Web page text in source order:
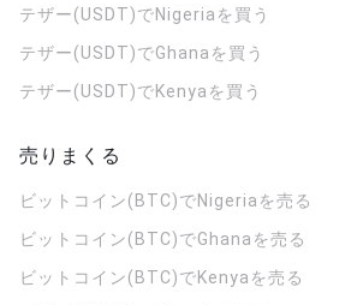
テザー(USDT)でNigeriaを買う
テザー(USDT)でGhanaを買う
テザー(USDT)でKenyaを買う
売りまくる
ビットコイン(BTC)でNigeriaを売る
ビットコイン(BTC)でGhanaを売る
ビットコイン(BTC)でKenyaを売る